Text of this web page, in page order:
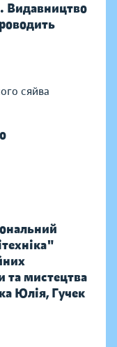
Видавництво
сяйва
та мистецтва
Юлія, Гучек